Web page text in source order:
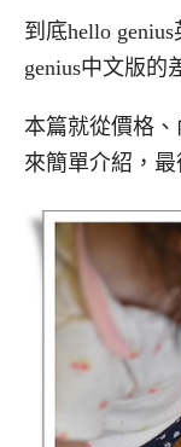
到底hello
genius中文版的
本篇就從價格
來簡單介紹，最